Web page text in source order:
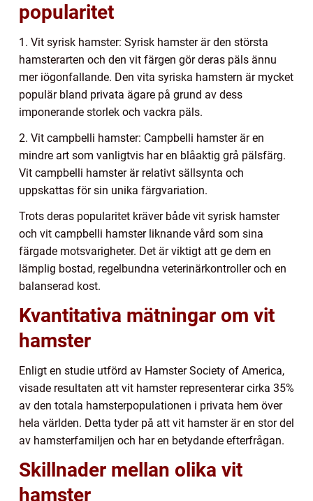
popularitet
1. Vit syrisk hamster: Syrisk hamster är den största
hamsterarten och den vit färgen gör deras päls ännu
mer iögonfallande. Den vita syriska hamstern är mycket
populär bland privata ägare på grund av dess
imponerande storlek och vackra päls.
2. Vit campbelli hamster: Campbelli hamster är en
mindre art som vanligtvis har en blåaktig grå pälsfärg.
Vit campbelli hamster är relativt sällsynta och
uppskattas för sin unika färgvariation.
Trots deras popularitet kräver både vit syrisk hamster
och vit campbelli hamster liknande vård som sina
färgade motsvarigheter. Det är viktigt att ge dem en
lämplig bostad, regelbundna veterinärkontroller och en
balanserad kost.
Kvantitativa mätningar om vit
hamster
Enligt en studie utförd av Hamster Society of America,
visade resultaten att vit hamster representerar cirka 35%
av den totala hamsterpopulationen i privata hem över
hela världen. Detta tyder på att vit hamster är en stor del
av hamsterfamiljen och har en betydande efterfrågan.
Skillnader mellan olika vit
hamster